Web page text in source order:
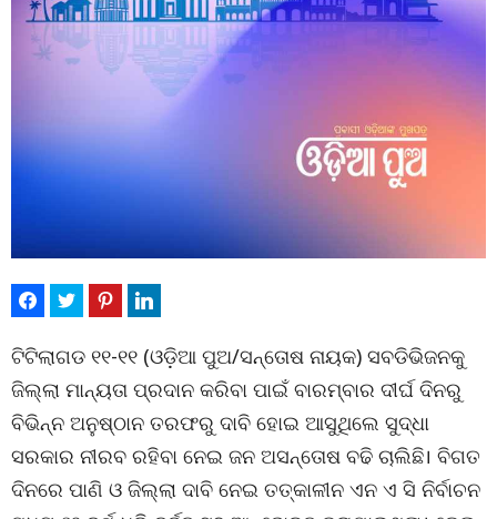
ଟିଟିଲାଗଡ ୧୧-୧୧ (ଓଡ଼ିଆ ପୁଅ/ସନ୍ତୋଷ ନାୟକ) ସବଡିଭିଜନକୁ
ଜିଲ୍ଲା ମାନ୍ୟତା ପ୍ରଦାନ କରିବା ପାଇଁ ବାରମ୍ବାର ଦୀର୍ଘ ଦିନରୁ
ବିଭିନ୍ନ ଅନୁଷ୍ଠାନ ତରଫରୁ ଦାବି ହୋଇ ଆସୁଥିଲେ ସୁଦ୍ଧା
ସରକାର ନୀରବ ରହିବା ନେଇ ଜନ ଅସନ୍ତୋଷ ବଢି ଚାଲିଛି। ବିଗତ
ଦିନରେ ପାଣି ଓ ଜିଲ୍ଲା ଦାବି ନେଇ ତତ୍କାଳୀନ ଏନ ଏ ସି ନିର୍ବାଚନ